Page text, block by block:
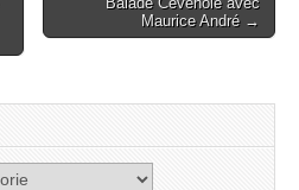
Maurice André →